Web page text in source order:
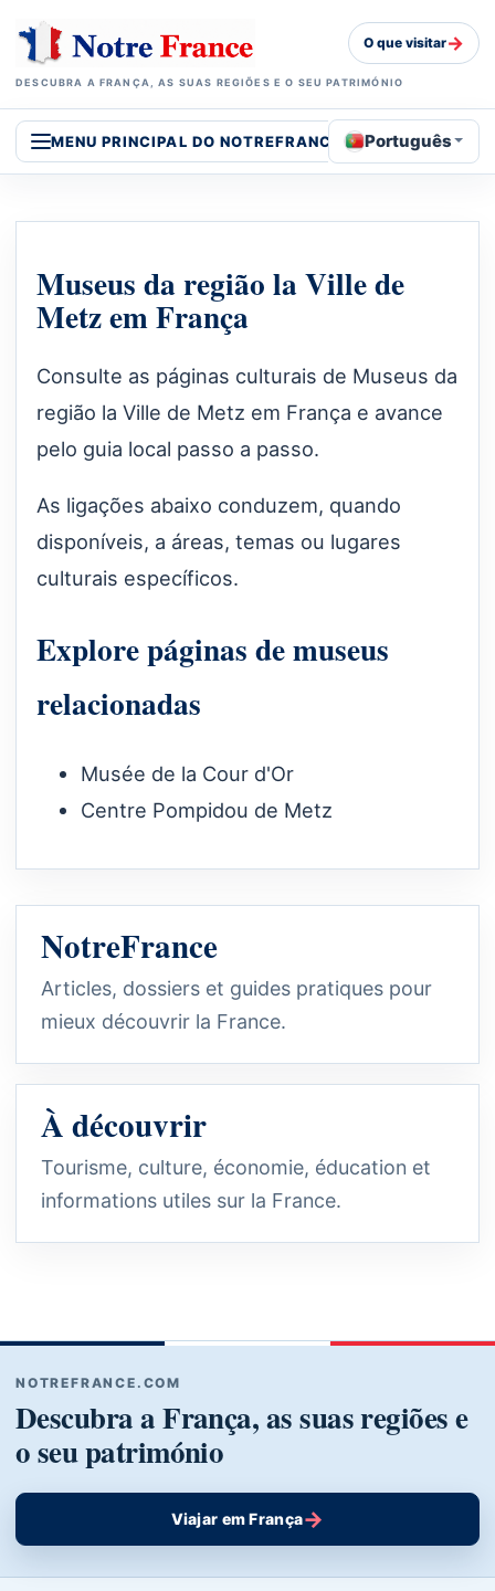
DESCUBRA A FRANÇA, AS SUAS REGIÕES E O SEU PATRIMÓNIO
O que visitar→
MENU PRINCIPAL DO NOTREFRANCE Português
Museus da região la Ville de
Metz em França
Consulte as páginas culturais de Museus da
região la Ville de Metz em França e avance
pelo guia local passo a passo.
As ligações abaixo conduzem, quando
disponíveis, a áreas, temas ou lugares
culturais específicos.
Explore páginas de museus
relacionadas
Musée de la Cour d'Or
Centre Pompidou de Metz
NotreFrance
Articles, dossiers et guides pratiques pour
mieux découvrir la France.
À découvrir
Tourisme, culture, économie, éducation et
informations utiles sur la France.
NOTREFRANCE.COM
Descubra a França, as suas regiões e
o seu património
Viajar em França→